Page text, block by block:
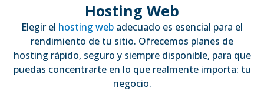
Hosting Web
Elegir el hosting web adecuado es esencial para el
rendimiento de tu sitio. Ofrecemos planes de
hosting rápido, seguro y siempre disponible, para que
puedas concentrarte en lo que realmente importa: tu
negocio.